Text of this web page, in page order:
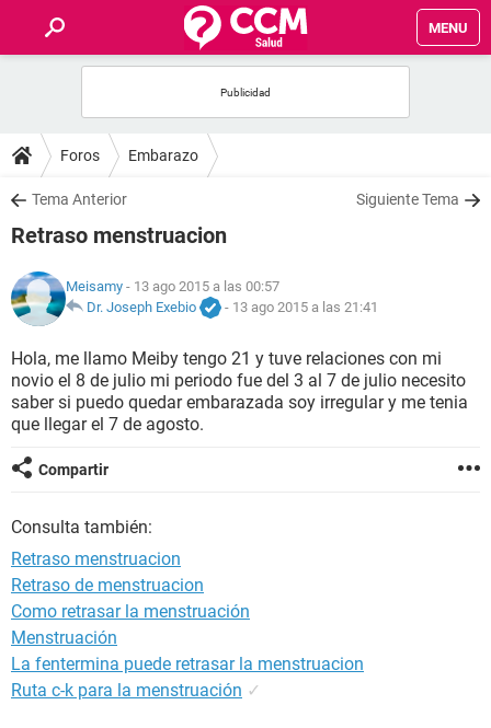
MENU
FOROS
SALUD
NUTRICIÓN
BIENESTAR
SEXUALIDAD
GLOSARIO
Foros Embarazo
Tema Anterior Siguiente Tema
Retraso menstruacion
Meisamy - 13 ago 2015 a las 00:57
Dr. Joseph Exebio
- 13 ago 2015 a las 21:41
Hola, me llamo Meiby tengo 21 y tuve relaciones con mi
novio el 8 de julio mi periodo fue del 3 al 7 de julio necesito
saber si puedo quedar embarazada soy irregular y me tenia
que llegar el 7 de agosto.
Compartir
Consulta también:
Retraso menstruacion
Retraso de menstruacion
Como retrasar la menstruación
Menstruación
La fentermina puede retrasar la menstruacion
Ruta c-k para la menstruación ✓